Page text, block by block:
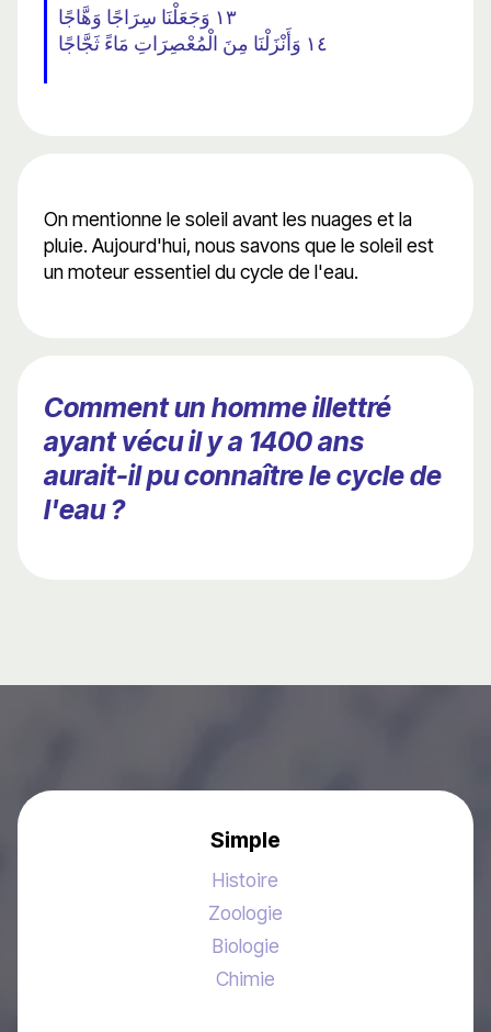
١٣ وَجَعَلْنَا سِرَاجًا وَهَّاجًا
١٤ وَأَنْزَلْنَا مِنَ الْمُعْصِرَاتِ مَاءً ثَجَّاجًا
On mentionne le soleil avant les nuages ​​et la
pluie. Aujourd'hui, nous savons que le soleil est
un moteur essentiel du cycle de l'eau.
Comment un homme illettré
ayant vécu il y a 1400 ans
aurait-il pu connaître le cycle de
l'eau ?
Simple
Histoire
Zoologie
Biologie
Chimie